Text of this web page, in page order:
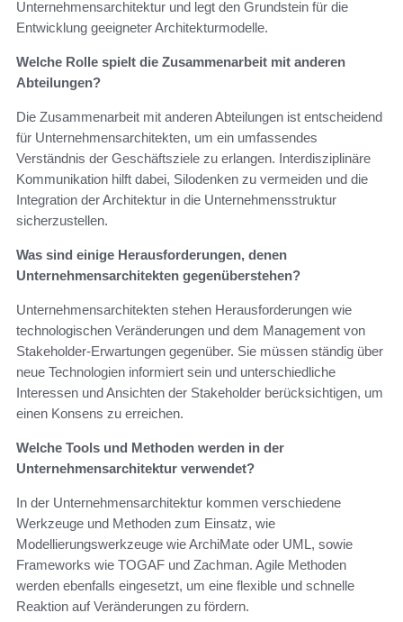
Unternehmensarchitektur und legt den Grundstein für die
Entwicklung geeigneter Architekturmodelle.
Welche Rolle spielt die Zusammenarbeit mit anderen
Abteilungen?
Die Zusammenarbeit mit anderen Abteilungen ist entscheidend
für Unternehmensarchitekten, um ein umfassendes
Verständnis der Geschäftsziele zu erlangen. Interdisziplinäre
Kommunikation hilft dabei, Silodenken zu vermeiden und die
Integration der Architektur in die Unternehmensstruktur
sicherzustellen.
Was sind einige Herausforderungen, denen
Unternehmensarchitekten gegenüberstehen?
Unternehmensarchitekten stehen Herausforderungen wie
technologischen Veränderungen und dem Management von
Stakeholder-Erwartungen gegenüber. Sie müssen ständig über
neue Technologien informiert sein und unterschiedliche
Interessen und Ansichten der Stakeholder berücksichtigen, um
einen Konsens zu erreichen.
Welche Tools und Methoden werden in der
Unternehmensarchitektur verwendet?
In der Unternehmensarchitektur kommen verschiedene
Werkzeuge und Methoden zum Einsatz, wie
Modellierungswerkzeuge wie ArchiMate oder UML, sowie
Frameworks wie TOGAF und Zachman. Agile Methoden
werden ebenfalls eingesetzt, um eine flexible und schnelle
Reaktion auf Veränderungen zu fördern.